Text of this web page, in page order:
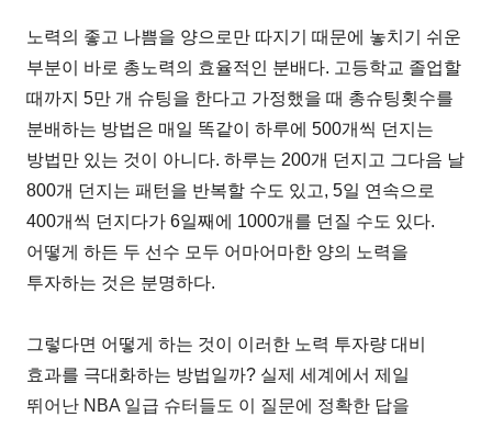
노력의 좋고 나쁨을 양으로만 따지기 때문에 놓치기 쉬운
부분이 바로 총노력의 효율적인 분배다. 고등학교 졸업할
때까지 5만 개 슈팅을 한다고 가정했을 때 총슈팅횟수를
분배하는 방법은 매일 똑같이 하루에 500개씩 던지는
방법만 있는 것이 아니다. 하루는 200개 던지고 그다음 날
800개 던지는 패턴을 반복할 수도 있고, 5일 연속으로
400개씩 던지다가 6일째에 1000개를 던질 수도 있다.
어떻게 하든 두 선수 모두 어마어마한 양의 노력을
투자하는 것은 분명하다.
그렇다면 어떻게 하는 것이 이러한 노력 투자량 대비
효과를 극대화하는 방법일까? 실제 세계에서 제일
뛰어난 NBA 일급 슈터들도 이 질문에 정확한 답을